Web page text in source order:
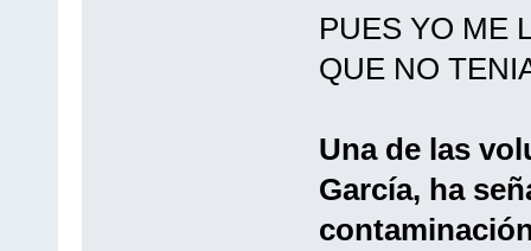
PUES YO ME
QUE NO
Una de las
García, ha